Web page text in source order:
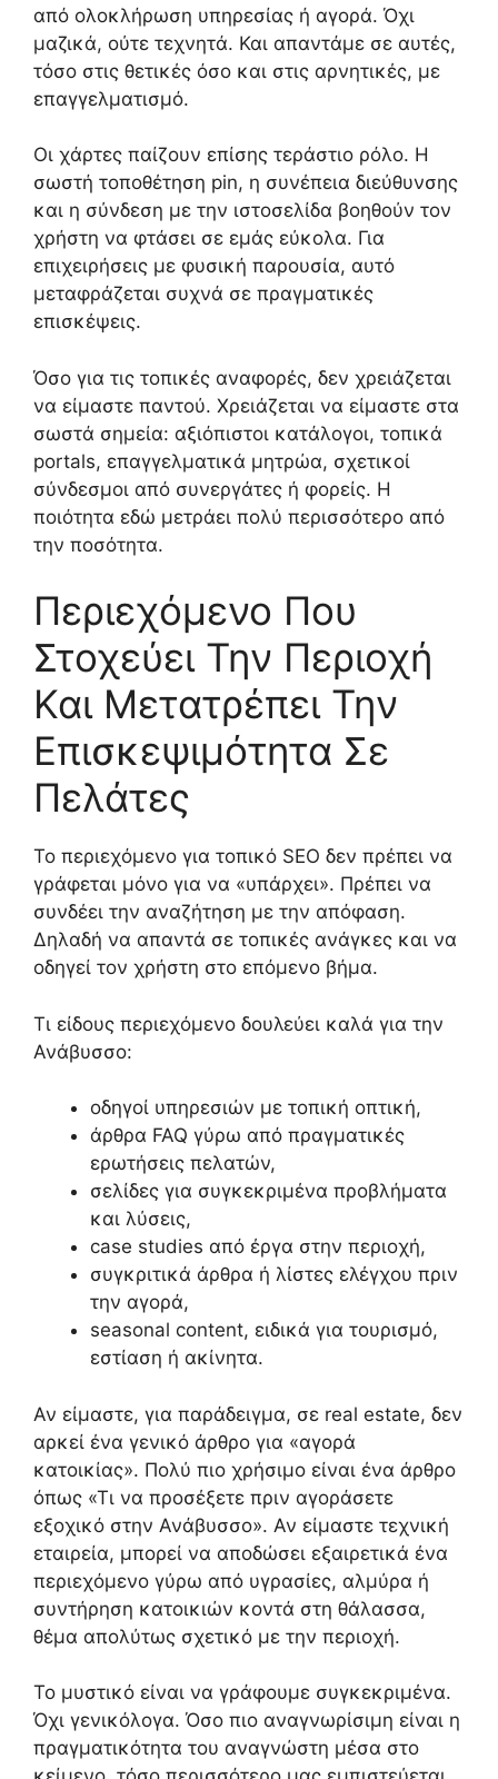
από ολοκλήρωση υπηρεσίας ή αγορά. Όχι
μαζικά, ούτε τεχνητά. Και απαντάμε σε αυτές,
τόσο στις θετικές όσο και στις αρνητικές, με
επαγγελματισμό.
Οι χάρτες παίζουν επίσης τεράστιο ρόλο. Η
σωστή τοποθέτηση pin, η συνέπεια διεύθυνσης
και η σύνδεση με την ιστοσελίδα βοηθούν τον
χρήστη να φτάσει σε εμάς εύκολα. Για
επιχειρήσεις με φυσική παρουσία, αυτό
μεταφράζεται συχνά σε πραγματικές
επισκέψεις.
Όσο για τις τοπικές αναφορές, δεν χρειάζεται
να είμαστε παντού. Χρειάζεται να είμαστε στα
σωστά σημεία: αξιόπιστοι κατάλογοι, τοπικά
portals, επαγγελματικά μητρώα, σχετικοί
σύνδεσμοι από συνεργάτες ή φορείς. Η
ποιότητα εδώ μετράει πολύ περισσότερο από
την ποσότητα.
Περιεχόμενο Που
Στοχεύει Την Περιοχή
Και Μετατρέπει Την
Επισκεψιμότητα Σε
Πελάτες
Το περιεχόμενο για τοπικό SEO δεν πρέπει να
γράφεται μόνο για να «υπάρχει». Πρέπει να
συνδέει την αναζήτηση με την απόφαση.
Δηλαδή να απαντά σε τοπικές ανάγκες και να
οδηγεί τον χρήστη στο επόμενο βήμα.
Τι είδους περιεχόμενο δουλεύει καλά για την
Ανάβυσσο:
οδηγοί υπηρεσιών με τοπική οπτική,
άρθρα FAQ γύρω από πραγματικές
ερωτήσεις πελατών,
σελίδες για συγκεκριμένα προβλήματα
και λύσεις,
case studies από έργα στην περιοχή,
συγκριτικά άρθρα ή λίστες ελέγχου πριν
την αγορά,
seasonal content, ειδικά για τουρισμό,
εστίαση ή ακίνητα.
Αν είμαστε, για παράδειγμα, σε real estate, δεν
αρκεί ένα γενικό άρθρο για «αγορά
κατοικίας». Πολύ πιο χρήσιμο είναι ένα άρθρο
όπως «Τι να προσέξετε πριν αγοράσετε
εξοχικό στην Ανάβυσσο». Αν είμαστε τεχνική
εταιρεία, μπορεί να αποδώσει εξαιρετικά ένα
περιεχόμενο γύρω από υγρασίες, αλμύρα ή
συντήρηση κατοικιών κοντά στη θάλασσα,
θέμα απολύτως σχετικό με την περιοχή.
Το μυστικό είναι να γράφουμε συγκεκριμένα.
Όχι γενικόλογα. Όσο πιο αναγνωρίσιμη είναι η
πραγματικότητα του αναγνώστη μέσα στο